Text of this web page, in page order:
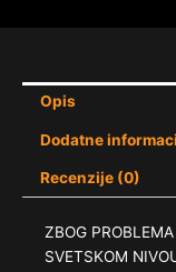
Opis
Dodatne
Recenzije (0)
ZBOG
SVETSKOM